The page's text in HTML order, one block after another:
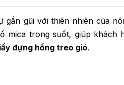
gũi với thiên nhiên của
mica trong suốt, giúp khách
đựng hồng treo gió.